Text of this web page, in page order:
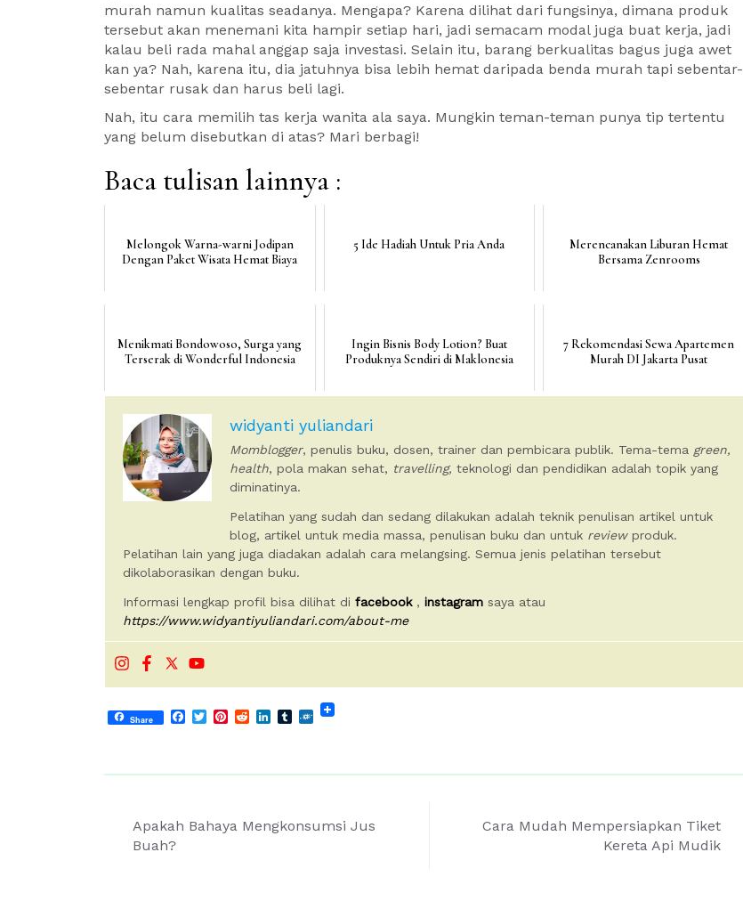
murah namun kualitas seadanya. Mengapa? Karena dilihat dari fungsinya, dimana produk
tersebut akan menemani kita hampir setiap hari, jadi semacam modal juga buat kerja, jadi
kalau beli rada mahal anggap saja investasi. Selain itu, barang berkualitas bagus juga awet
kan ya? Nah, karena itu, dia jatuhnya bisa lebih hemat daripada benda murah tapi sebentar-
sebentar rusak dan harus beli lagi.
Nah, itu cara memilih tas kerja wanita ala saya. Mungkin teman-teman punya tip tertentu
yang belum disebutkan di atas? Mari berbagi!
Baca tulisan lainnya :
Melongok Warna-warni Jodipan
Dengan Paket Wisata Hemat Biaya
5 Ide Hadiah Untuk Pria Anda
Merencanakan Liburan Hemat
Bersama Zenrooms
Menikmati Bondowoso, Surga yang
Terserak di Wonderful Indonesia
Ingin Bisnis Body Lotion? Buat
Produknya Sendiri di Maklonesia
7 Rekomendasi Sewa Apartemen
Murah DI Jakarta Pusat
widyanti yuliandari
Momblogger, penulis buku, dosen, trainer dan pembicara publik. Tema-tema green,
health, pola makan sehat, travelling, teknologi dan pendidikan adalah topik yang
diminatinya.
Pelatihan yang sudah dan sedang dilakukan adalah teknik penulisan artikel untuk
blog, artikel untuk media massa, penulisan buku dan untuk reviewproduk.
Pelatihan lain yang juga diadakan adalah cara melangsing. Semua jenis pelatihan tersebut
dikolaborasikan dengan buku.
Informasi lengkap profil bisa dilihat di facebook, instagram saya atau
https://www.widyantiyuliandari.com/about-me
Share Facebook
TwitterPinterest
RedditLinkedIn
Tumblr
Folkd
Post
navigation
Apakah Bahaya Mengkonsumsi Jus
Buah?
Cara Mudah Mempersiapkan Tiket
Kereta Api Mudik